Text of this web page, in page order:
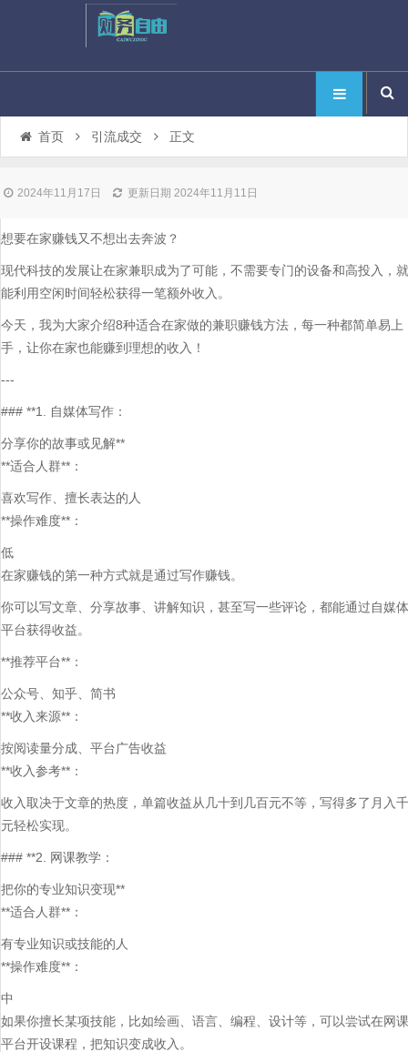
首页 引流成交 正文
2024年11月17日 更新日期 2024年11月11日
想要在家赚钱又不想出去奔波？
现代科技的发展让在家兼职成为了可能，不需要专门的设备和高投入，就
能利用空闲时间轻松获得一笔额外收入。
今天，我为大家介绍8种适合在家做的兼职赚钱方法，每一种都简单易上
手，让你在家也能赚到理想的收入！
---
### **1. 自媒体写作：
分享你的故事或见解**
**适合人群**：
喜欢写作、擅长表达的人
**操作难度**：
低
在家赚钱的第一种方式就是通过写作赚钱。
你可以写文章、分享故事、讲解知识，甚至写一些评论，都能通过自媒体
平台获得收益。
**推荐平台**：
公众号、知乎、简书
**收入来源**：
按阅读量分成、平台广告收益
**收入参考**：
收入取决于文章的热度，单篇收益从几十到几百元不等，写得多了月入千
元轻松实现。
### **2. 网课教学：
把你的专业知识变现**
**适合人群**：
有专业知识或技能的人
**操作难度**：
中
如果你擅长某项技能，比如绘画、语言、编程、设计等，可以尝试在网课
平台开设课程，把知识变成收入。